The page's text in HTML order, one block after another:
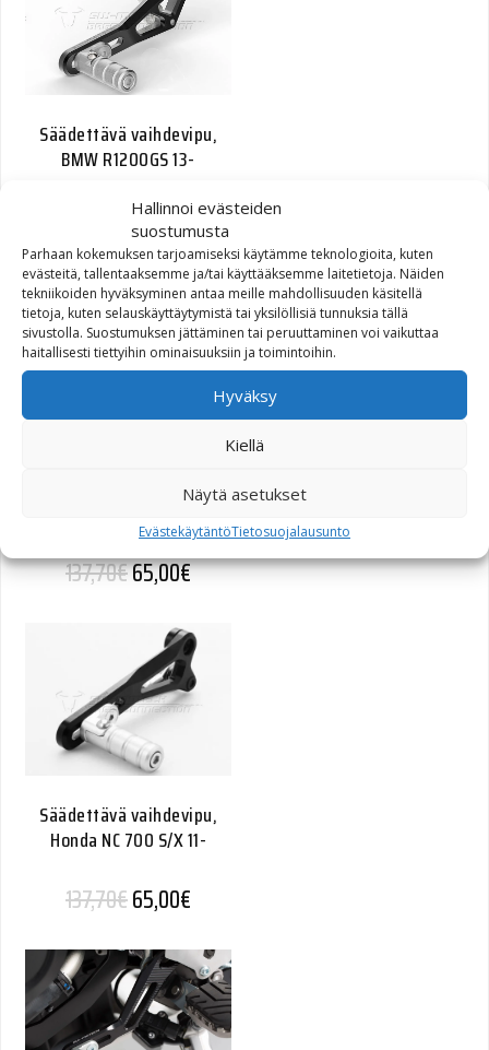
Hallinnoi evästeiden
suostumusta
Parhaan kokemuksen tarjoamiseksi käytämme teknologioita, kuten
evästeitä, tallentaaksemme ja/tai käyttääksemme laitetietoja. Näiden
tekniikoiden hyväksyminen antaa meille mahdollisuuden käsitellä
tietoja, kuten selauskäyttäytymistä tai yksilöllisiä tunnuksia tällä
sivustolla. Suostumuksen jättäminen tai peruuttaminen voi vaikuttaa
haitallisesti tiettyihin ominaisuuksiin ja toimintoihin.
Hyväksy
Kiellä
Näytä asetukset
EvästekäytäntöTietosuojalausunto
Säädettävä vaihdevipu,
BMW R1200GS 13-
Alkuperäinen hinta oli: 136,70€.
65,00€Nykyinen hinta on: 65,00€.
Säädettävä vaihdevipu,
137,70€Alkuperäinen hinta oli: 137,70€.
65,00€Nykyinen hinta on: 65,00€.
Säädettävä vaihdevipu,
Honda NC 700 S/X 11-
137,70€Alkuperäinen hinta oli: 137,70€.
65,00€